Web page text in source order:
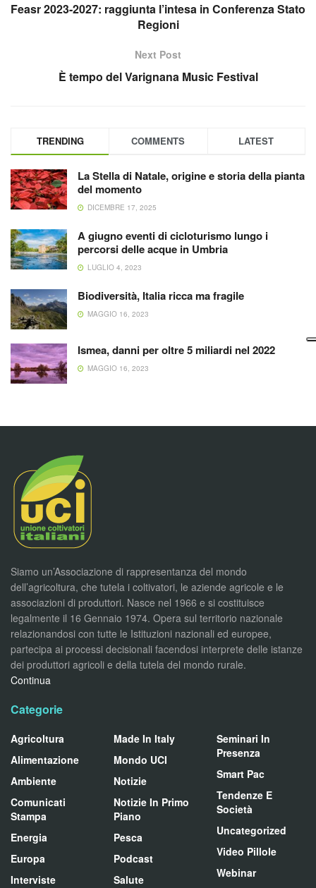
Feasr 2023-2027: raggiunta l’intesa in Conferenza Stato
Regioni
Next Post
È tempo del Varignana Music Festival
TRENDING COMMENTS LATEST
La Stella di Natale, origine e storia della pianta
del momento
DICEMBRE 17, 2025
A giugno eventi di cicloturismo lungo i
percorsi delle acque in Umbria
LUGLIO 4, 2023
Biodiversità, Italia ricca ma fragile
MAGGIO 16, 2023
Ismea, danni per oltre 5 miliardi nel 2022
MAGGIO 16, 2023
Siamo un’Associazione di rappresentanza del mondo
dell’agricoltura, che tutela i coltivatori, le aziende agricole e le
associazioni di produttori. Nasce nel 1966 e si costituisce
legalmente il 16 Gennaio 1974. Opera sul territorio nazionale
relazionandosi con tutte le Istituzioni nazionali ed europee,
partecipa ai processi decisionali facendosi interprete delle istanze
dei produttori agricoli e della tutela del mondo rurale.
Continua
Categorie
Agricoltura
Alimentazione
Ambiente
Comunicati
Stampa
Energia
Europa
Interviste
Made In Italy
Mondo UCI
Notizie
Notizie In Primo
Piano
Pesca
Podcast
Salute
Seminari In
Presenza
Smart Pac
Tendenze E
Società
Uncategorized
Video Pillole
Webinar